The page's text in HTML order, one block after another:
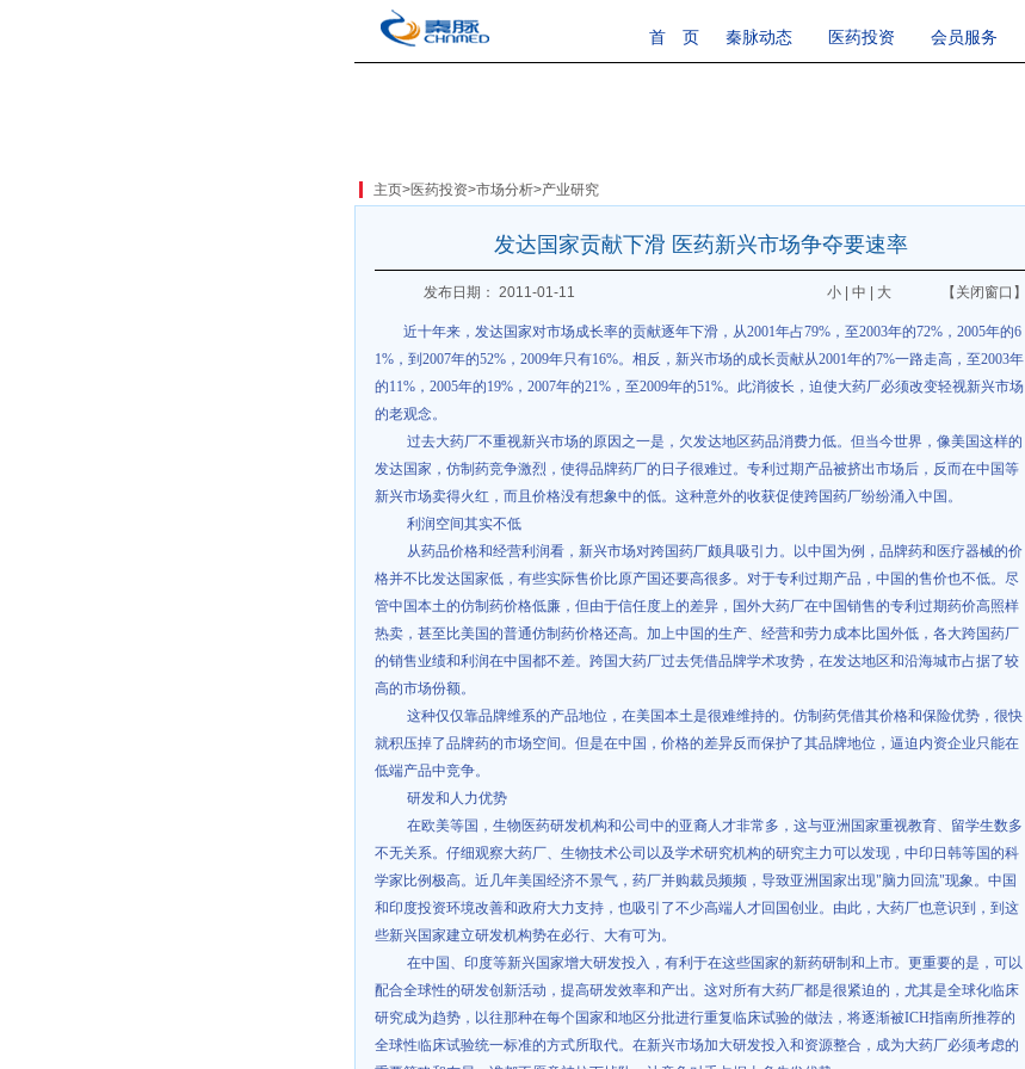
首 页 秦脉动态 医药投资 会员服务
主页>医药投资>市场分析>产业研究
发达国家贡献下滑 医药新兴市场争夺要速率
发布日期： 2011-01-11 小 中 大 【关闭窗口】
近十年来，发达国家对市场成长率的贡献逐年下滑，从2001年占79% ，至2003年的72% ， 2005年的6
1% ，到 2007年的52% ， 2009年只有16%。相反，新兴市场的成长贡献从2001年的7%一路走高，至2003年
的11% ， 2005年的19% ， 2007年的21% ，至2009年的51%。此消彼长，迫使大药厂必须改变轻视新兴市场
的老观念。
过去大药厂不重视新兴市场的原因之一是，欠发达地区药品消费力低。但当今世界，像美国这样的
发达国家，仿制药竞争激烈，使得品牌药厂的日子很难过。专利过期产品被挤出市场后，反而在中国等
新兴市场卖得火红，而且价格没有想象中的低。这种意外的收获促使跨国药厂纷纷涌入中国。
利润空间其实不低
从药品价格和经营利润看，新兴市场对跨国药厂颇具吸引力。以中国为例，品牌药和医疗器械的价
格并不比发达国家低，有些实际售价比原产国还要高很多。对于专利过期产品，中国的售价也不低。尽
管中国本土的仿制药价格低廉，但由于信任度上的差异，国外大药厂在中国销售的专利过期药价高照样
热卖，甚至比美国的普通仿制药价格还高。加上中国的生产、经营和劳力成本比国外低，各大跨国药厂
的销售业绩和利润在中国都不差。跨国大药厂过去凭借品牌学术攻势，在发达地区和沿海城市占据了较
高的市场份额。
这种仅仅靠品牌维系的产品地位，在美国本土是很难维持的。仿制药凭借其价格和保险优势，很快
就积压掉了品牌药的市场空间。但是在中国，价格的差异反而保护了其品牌地位，逼迫内资企业只能在
低端产品中竞争。
研发和人力优势
在欧美等国，生物医药研发机构和公司中的亚裔人才非常多，这与亚洲国家重视教育、留学生数多
不无关系。仔细观察大药厂、生物技术公司以及学术研究机构的研究主力可以发现，中印日韩等国的科
学家比例极高。近几年美国经济不景气，药厂并购裁员频频，导致亚洲国家出现"脑力回流"现象。中国
和印度投资环境改善和政府大力支持，也吸引了不少高端人才回国创业。由此，大药厂也意识到，到这
些新兴国家建立研发机构势在必行、大有可为。
在中国、印度等新兴国家增大研发投入，有利于在这些国家的新药研制和上市。更重要的是，可以
配合全球性的研发创新活动，提高研发效率和产出。这对所有大药厂都是很紧迫的，尤其是全球化临床
研究成为趋势，以往那种在每个国家和地区分批进行重复临床试验的做法，将逐渐被ICH指南所推荐的
全球性临床试验统一标准的方式所取代。在新兴市场加大研发投入和资源整合，成为大药厂必须考虑的